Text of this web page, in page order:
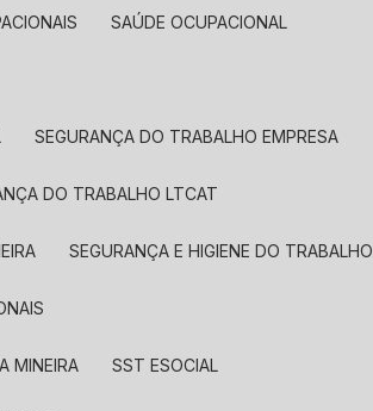
SAÚDE OCUPACIONAL
SEGURANÇA DO TRABALHO EMPRESA
DO TRABALHO LTCAT
SEGURANÇA E HIGIENE DO TRABALHO
MINEIRA SST ESOCIAL